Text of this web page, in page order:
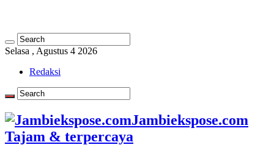
Selasa , Agustus 4 2026
Redaksi
Jambiekspose.com
Tajam & terpercaya